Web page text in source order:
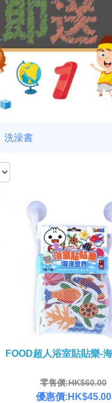
洗澡書
FOOD超人浴室貼貼樂-
零售價:HK$60.00
優惠價:HK$45.00